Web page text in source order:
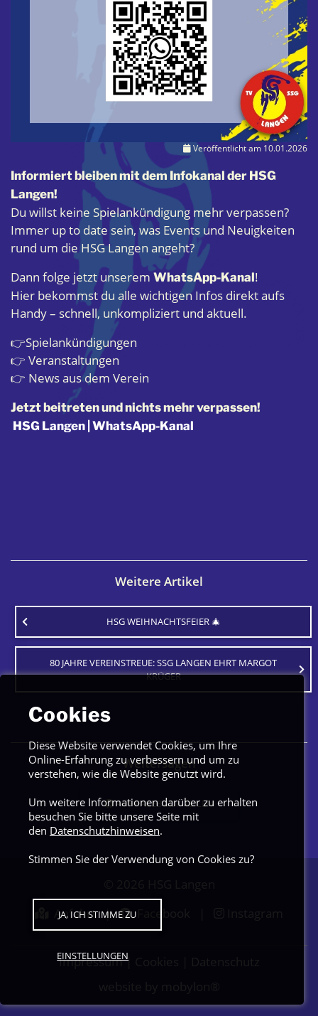
Veröffentlicht am 10.01.2026
Informiert bleiben mit dem Infokanal der HSG
Langen!
Du willst keine Spielankündigung mehr verpassen?
Immer up to date sein, was Events und Neuigkeiten
rund um die HSG Langen angeht?
Dann folge jetzt unserem WhatsApp-Kanal!
Hier bekommst du alle wichtigen Infos direkt aufs
Handy – schnell, unkompliziert und aktuell.
👉Spielankündigungen
👉 Veranstaltungen
👉 News aus dem Verein
Jetzt beitreten und nichts mehr verpassen!
HSG Langen | WhatsApp-Kanal
Weitere Artikel
HSG WEIHNACHTSFEIER 🎄
80 JAHRE VEREINSTREUE: SSG LANGEN EHRT MARGOT
KRÜGER
Weitersagen
AUF FACEBOOK TEILEN
Anfahrt |
Impressum|
Cookies
Diese Website verwendet Cookies, um Ihre
Online-Erfahrung zu verbessern und um zu
verstehen, wie die Website genutzt wird.
Um weitere Informationen darüber zu erhalten
besuchen Sie bitte unsere Seite mit
den Datenschutzhinweisen.
Stimmen Sie der Verwendung von Cookies zu?
JA, ICH STIMME ZU
EINSTELLUNGEN